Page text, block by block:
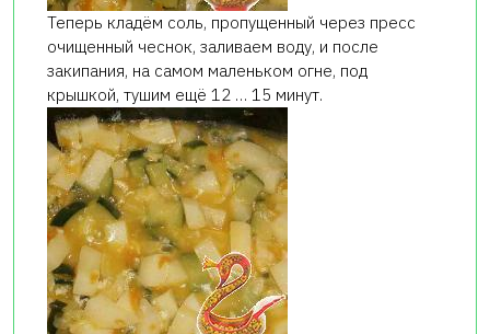
Теперь кладём соль, пропущенный через пресс
очищенный чеснок, заливаем воду, и после
закипания, на самом маленьком огне, под
крышкой, тушим ещё 12 … 15 минут.